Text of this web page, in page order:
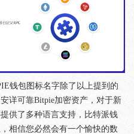
钱包图标名字除了以上提到的
详可靠Bitpie加密资产，对于新
供了多种语言支持，比特派钱
相信您必然会有一个愉快的数